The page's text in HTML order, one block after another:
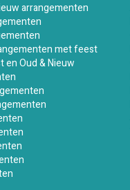
arrangementen
met feest
en Oud & Nieuw